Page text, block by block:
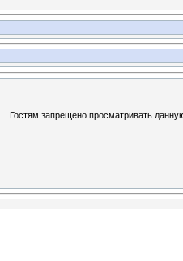
Гостям запрещено просматривать